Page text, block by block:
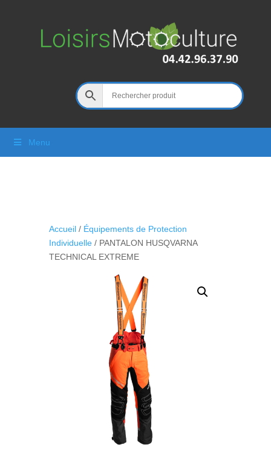
Menu
Accueil/ Équipements de Protection
Individuelle/ PANTALON HUSQVARNA
TECHNICAL EXTREME